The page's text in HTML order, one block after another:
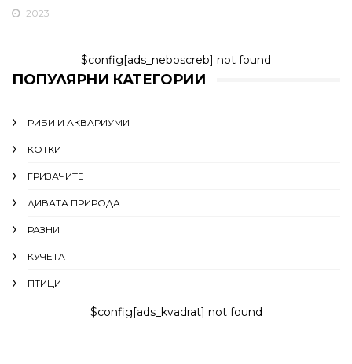
2023
$config[ads_neboscreb] not found
ПОПУЛЯРНИ КАТЕГОРИИ
РИБИ И АКВАРИУМИ
КОТКИ
ГРИЗАЧИТЕ
ДИВАТА ПРИРОДА
РАЗНИ
КУЧЕТА
ПТИЦИ
$config[ads_kvadrat] not found